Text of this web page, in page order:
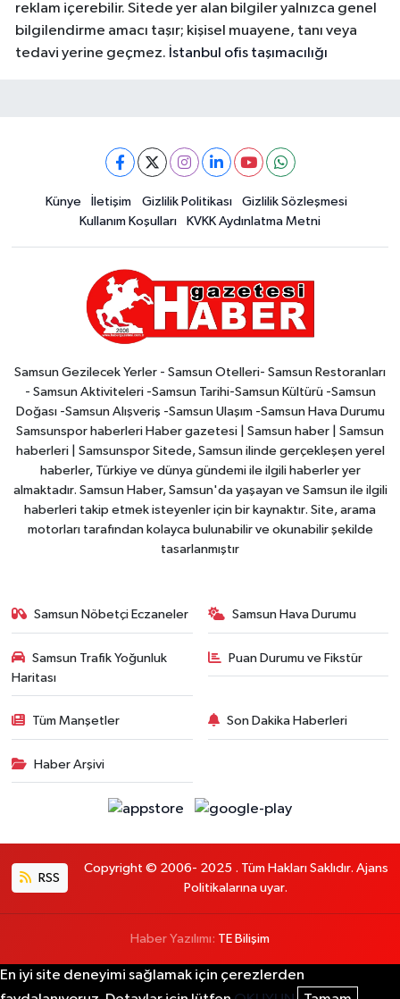
reklam içerebilir. Sitede yer alan bilgiler yalnızca genel
bilgilendirme amacı taşır; kişisel muayene, tanı veya
tedavi yerine geçmez. İstanbul ofis taşımacılığı
Künye İletişim Gizlilik Politikası
Gizlilik Sözleşmesi
Kullanım Koşulları
KVKK Aydınlatma Metni
Samsun Gezilecek Yerler - Samsun Otelleri- Samsun Restoranları
- Samsun Aktiviteleri -Samsun Tarihi-Samsun Kültürü -Samsun
Doğası -Samsun Alışveriş -Samsun Ulaşım -Samsun Hava Durumu
Samsunspor haberleri Haber gazetesi | Samsun haber | Samsun
haberleri | Samsunspor Sitede, Samsun ilinde gerçekleşen yerel
haberler, Türkiye ve dünya gündemi ile ilgili haberler yer
almaktadır. Samsun Haber, Samsun'da yaşayan ve Samsun ile ilgili
haberleri takip etmek isteyenler için bir kaynaktır. Site, arama
motorları tarafından kolayca bulunabilir ve okunabilir şekilde
tasarlanmıştır
Samsun Nöbetçi Eczaneler Samsun Hava Durumu
Samsun Trafik Yoğunluk
Haritası
Puan Durumu ve Fikstür
Tüm Manşetler Son Dakika Haberleri
Haber Arşivi
RSS
Copyright © 2006- 2025 . Tüm Hakları Saklıdır. Ajans
Politikalarına uyar.
Haber Yazılımı: TE Bilişim
En iyi site deneyimi sağlamak için çerezlerden